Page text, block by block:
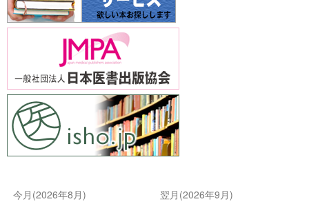
今月(2026年8月)
翌月(2026年9月)